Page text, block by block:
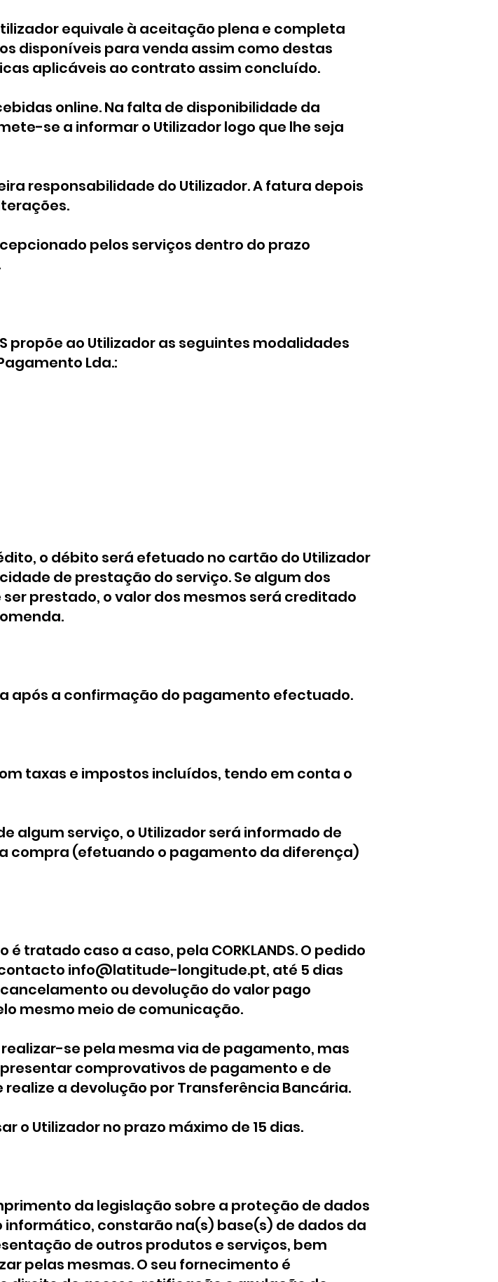
equivale à aceitação plena e completa
disponíveis para venda assim como destas
aplicáveis ao contrato assim concluído.
online. Na falta de disponibilidade da
se a informar o Utilizador logo que lhe seja
responsabilidade do Utilizador. A fatura depois
pelos serviços dentro do prazo
propõe ao Utilizador as seguintes modalidades
Lda.:
o débito será efetuado no cartão do Utilizador
de prestação do serviço. Se algum dos
prestado, o valor dos mesmos será creditado
após a confirmação do pagamento efectuado.
taxas e impostos incluídos, tendo em conta o
algum serviço, o Utilizador será informado de
compra (efetuando o pagamento da diferença)
tratado caso a caso, pela CORKLANDS. O pedido
info@latitude-longitude.pt, até 5 dias
ou devolução do valor pago
mesmo meio de comunicação.
se pela mesma via de pagamento, mas
comprovativos de pagamento e de
a devolução por Transferência Bancária.
o Utilizador no prazo máximo de 15 dias.
da legislação sobre a proteção de dados
constarão na(s) base(s) de dados da
de outros produtos e serviços, bem
pelas mesmas. O seu fornecimento é